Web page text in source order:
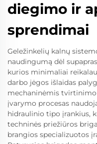
diegimo ir
sprendimai
Geležinkelių kalnų
naudingumą dėl
kurios minimaliai
darbo jėgos išlaidas
mechaninėmis
įvarymo procesas
hidraulinio tipo įrankius,
techninės priežiūros
brangios specializuotos